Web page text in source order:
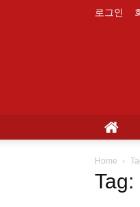
로그인
Home
Tag: